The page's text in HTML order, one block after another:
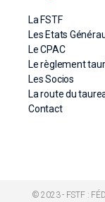
La FSTF
Les Etats
Le CPAC
Le règlement
Les Socios
La route du
Contact
© 2023 - FSTF :